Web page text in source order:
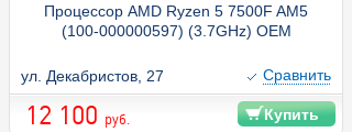
Процессор AMD Ryzen 5 7500F AM5
(100-000000597) (3.7GHz) OEM
ул. Декабристов, 27 Cравнить
12 100 руб. Купить